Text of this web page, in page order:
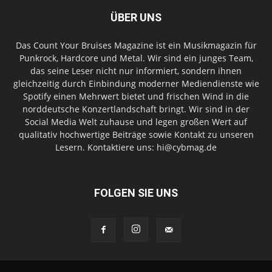
ÜBER UNS
Das Count Your Bruises Magazine ist ein Musikmagazin für
Punkrock, Hardcore und Metal. Wir sind ein junges Team,
das seine Leser nicht nur informiert, sondern ihnen
gleichzeitig durch Einbindung moderner Mediendienste wie
Spotify einen Mehrwert bietet und frischen Wind in die
norddeutsche Konzertlandschaft bringt. Wir sind in der
Social Media Welt zuhause und legen großen Wert auf
qualitativ hochwertige Beiträge sowie Kontakt zu unseren
Lesern. Kontaktiere uns: hi@cybmag.de
FOLGEN SIE UNS